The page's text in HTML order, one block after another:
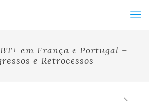
em França e Portugal –
e Retrocessos